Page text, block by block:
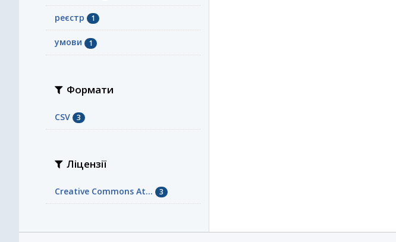
реєстр 1
умови 1
Формати
CSV 3
Ліцензії
Creative Commons At... 3